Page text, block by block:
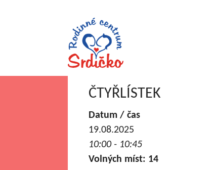
ČTYŘLÍSTEK
Datum / čas
19.08.2025
10:00 - 10:45
Volných míst: 14